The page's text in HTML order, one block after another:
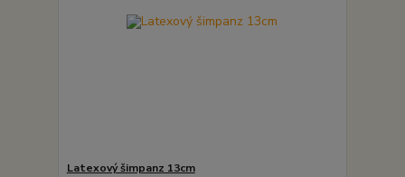
Latexový šimpanz 13cm